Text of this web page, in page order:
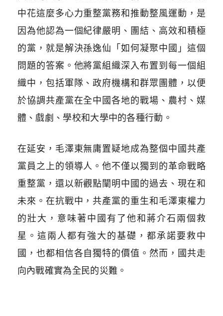
中花這麼多心力重整黨務和推動整風運動，是
因為他認為一個紀律嚴明、團結、高效和積極
的黨，就是解決孫逸仙「如何凝聚中國」這個
問題的答案。他將黨組織深入布置到每一個組
織中，包括軍隊、政府機構和群眾團體，以便
於協調共產黨在全中國各地的戰場、農村、媒
體、戲劇、學校和大學中的各種行動。
在延安，毛澤東無庸置疑地成為整個中國共產
黨員之上的領導人。他不僅以獨到的革命戰略
重整黨，還以新觀點闡明中國的過去、現在和
未來。在抗戰中，共產黨的重生和毛澤東權力
的壯大，意味著中國有了他和蔣介石兩個救
星。這兩人都有強大的基礎，都承諾要救中
國，也都相信各自獨特的價值。然而，國共走
向內戰確實為全民的災難。